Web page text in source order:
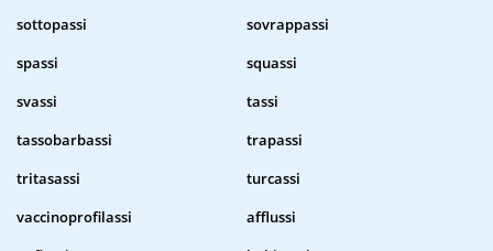
sottopassi
sovrappassi
spassi
squassi
svassi
tassi
tassobarbassi
trapassi
tritasassi
turcassi
vaccinoprofilassi
afflussi